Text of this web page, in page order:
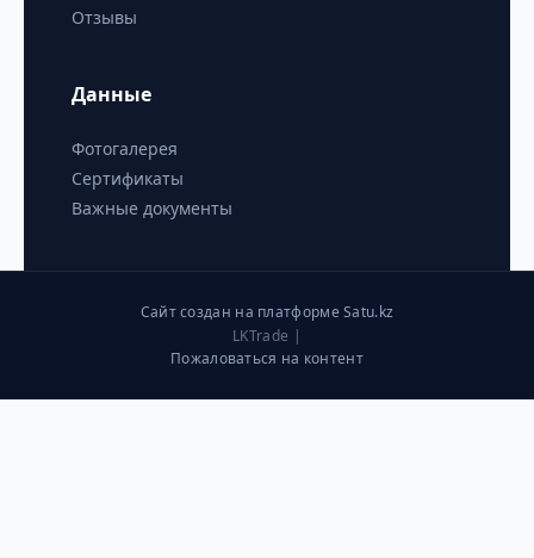
Отзывы
Данные
Фотогалерея
Сертификаты
Важные документы
Сайт создан на платформе Satu.kz
LKTrade |
Пожаловаться на контент